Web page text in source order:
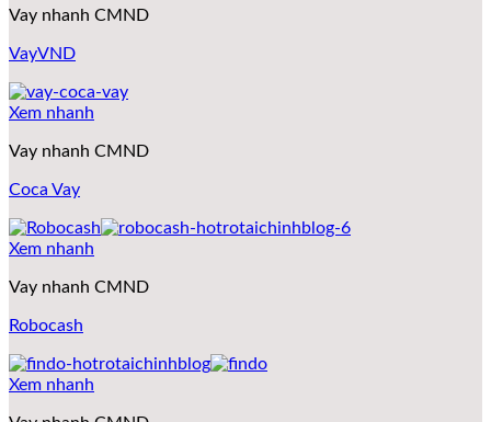
Vay nhanh CMND
VayVND
Xem nhanh
Vay nhanh CMND
Coca Vay
Xem nhanh
Vay nhanh CMND
Robocash
Xem nhanh